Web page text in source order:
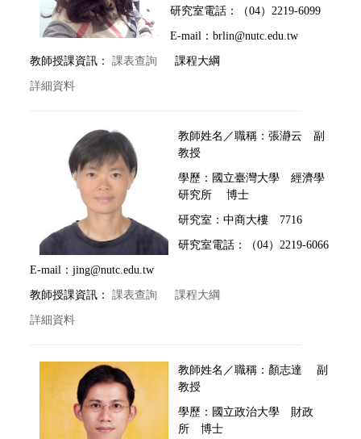
研究室電話：（04）2219-6099
E-mail：brlin@nutc.edu.tw
教師授課資訊： 課表查詢 課程大綱
詳細資料
教師姓名／職稱：張瀞云 副
教授
學歷：國立臺灣大學 經濟學
研究所 博士
研究室：中商大樓 7716
研究室電話：（04）2219-6066
E-mail：jing@nutc.edu.tw
教師授課資訊： 課表查詢 課程大綱
詳細資料
教師姓名／職稱：顏志達
副
教授
學歷： 國立政治大學 財政
所 博士